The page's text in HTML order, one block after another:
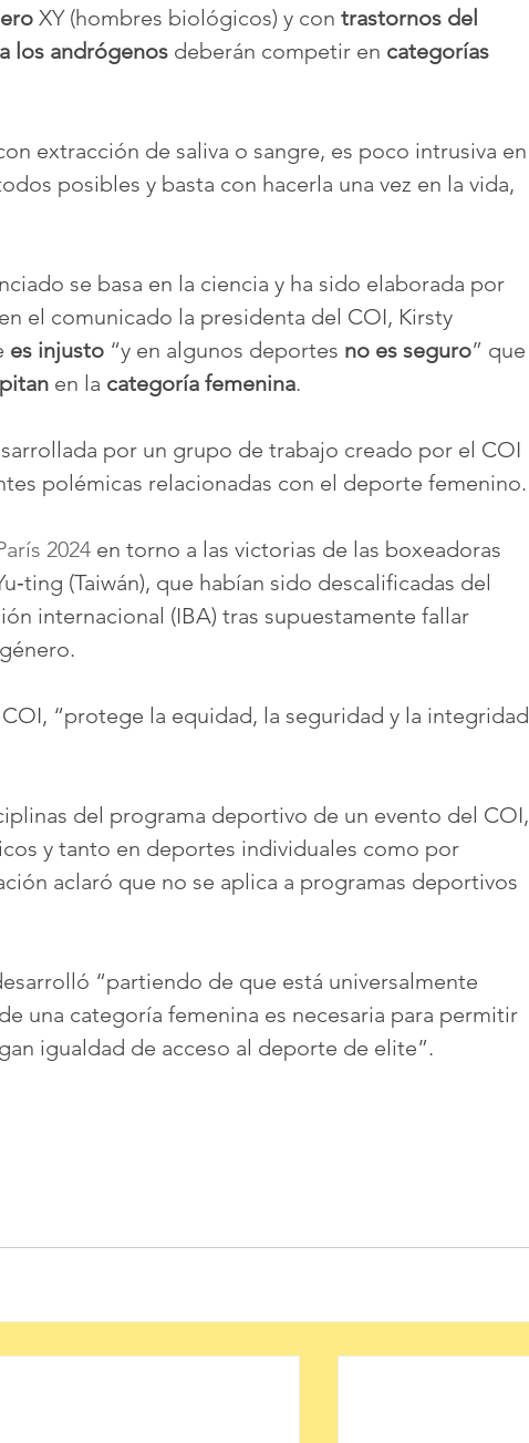
XY (hombres biológicos) y con trastornos del
los andrógenos deberán competir en categorías
extracción de saliva o sangre, es poco intrusiva en
posibles y basta con hacerla una vez en la vida,
se basa en la ciencia y ha sido elaborada por
el comunicado la presidenta del COI, Kirsty
es injusto “y en algunos deportes no es seguro” que
en la categoría femenina.
por un grupo de trabajo creado por el COI
polémicas relacionadas con el deporte femenino.
2024 en torno a las victorias de las boxeadoras
(Taiwán), que habían sido descalificadas del
internacional (IBA) tras supuestamente fallar
“protege la equidad, la seguridad y la integridad
del programa deportivo de un evento del COI,
y tanto en deportes individuales como por
aclaró que no se aplica a programas deportivos
“partiendo de que está universalmente
una categoría femenina es necesaria para permitir
igualdad de acceso al deporte de elite”.